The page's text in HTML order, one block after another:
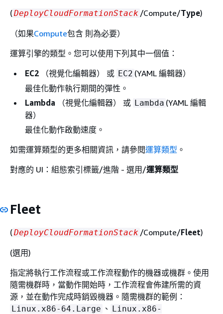
(DeployCloudFormationStack /Compute/Type)
（如果Compute包含 則為必要）
運算引擎的類型。您可以使用下列其中一個值：
EC2 （視覺化編輯器） 或 EC2 (YAML 編輯器）
最佳化動作執行期間的彈性。
Lambda （視覺化編輯器） 或 Lambda (YAML 編輯
器）
最佳化動作啟動速度。
如需運算類型的更多相關資訊，請參閱運算類型 。
對應的 UI：組態索引標籤/進階 - 選用/運算類型
Fleet
(DeployCloudFormationStack /Compute/Fleet)
(選用)
指定將執行工作流程或工作流程動作的機器或機群。使用
隨需機群時，當動作開始時，工作流程會佈建所需的資
源，並在動作完成時銷毀機器。隨需機群的範例：
Linux.x86-64.Large 、 Linux.x86-